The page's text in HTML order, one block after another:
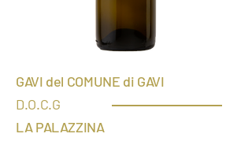
GAVI del COMUNE di GAVI
D.O.C.G
LA PALAZZINA